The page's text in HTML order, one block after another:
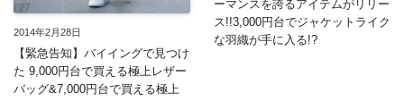
2014年2月28日
【緊急告知】バイイングで見つけ
た 9,000円台で買える極上レザー
バッグ&7,000円台で買える極上
ーマンスを誇るアイテムがリリー
ス!!3,000円台でジャケットライク
な羽織が手に入る!?